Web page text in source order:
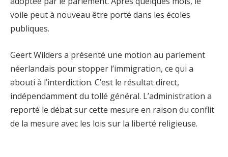
voile peut à nouveau être porté dans les écoles
publiques.
Geert Wilders a présenté une motion au parlement
néerlandais pour stopper l’immigration, ce qui a
abouti à l’interdiction. C’est le résultat direct,
indépendamment du tollé général. L’administration a
reporté le débat sur cette mesure en raison du conflit
de la mesure avec les lois sur la liberté religieuse.